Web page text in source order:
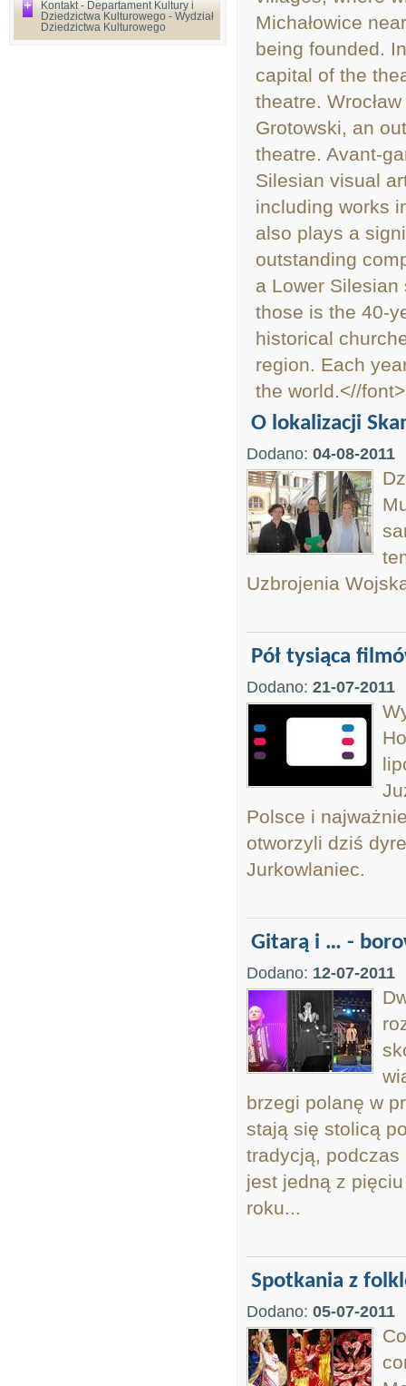
Kontakt - Departament Kultury i
Dziedzictwa Kulturowego - Wydział
Dziedzictwa Kulturowego
Michałowice
being founded.
capital of the
theatre.
Grotowski, an
theatre. Avant-
Silesian visual
including works
also plays a
outstanding
a Lower
those is the 40-
historical
region. Each
the world.<//font>
O lokalizacji
Dodano: 04-08-2011
Uzbrojenia
Pół tysiąca
Dodano: 21-07-2011
Polsce i
otworzyli dziś
Jurkowlaniec.
Gitarą i … -
Dodano: 12-07-2011
brzegi polanę w
stają się stolicą
tradycją,
jest jedną z
roku...
Spotkania z
Dodano: 05-07-2011